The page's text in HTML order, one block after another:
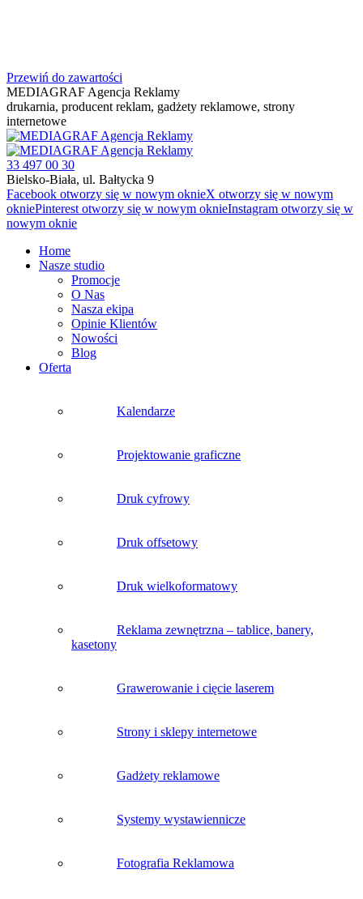
Przewiń do zawartości
MEDIAGRAF Agencja Reklamy
drukarnia, producent reklam, gadżety reklamowe, strony
internetowe
33 497 00 30
Bielsko-Biała, ul. Bałtycka 9
Facebook otworzy się w nowym oknieX otworzy się w nowym
okniePinterest otworzy się w nowym oknieInstagram otworzy się w
nowym oknie
Home
Nasze studio
Promocje
O Nas
Nasza ekipa
Opinie Klientów
Nowości
Blog
Oferta
Kalendarze
Projektowanie graficzne
Druk cyfrowy
Druk offsetowy
Druk wielkoformatowy
Reklama zewnętrzna – tablice, banery,
kasetony
Grawerowanie i cięcie laserem
Strony i sklepy internetowe
Gadżety reklamowe
Systemy wystawiennicze
Fotografia Reklamowa